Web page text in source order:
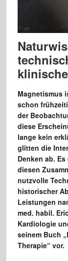
Magnetismus
schon
der
diese
lange kein
glitten die
Denken ab.
diesen
nutzvolle
historischer
Leistungen
med. habil.
Kardiologie
seinem Buch
Therapie“ vor.